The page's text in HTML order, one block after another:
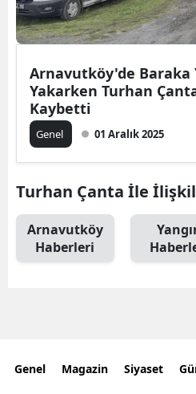
Arnavutköy'de Baraka
Yakarken Turhan
Kaybetti
Genel 01 Aralık 2025
Turhan Çanta İle
Arnavutköy
Haberleri
Genel Magazin Siyaset